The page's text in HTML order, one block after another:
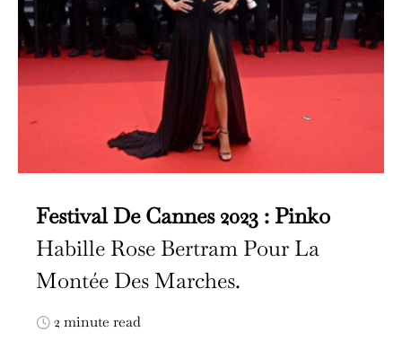
Festival De Cannes 2023 : Pinko
Habille Rose Bertram Pour La
Montée Des Marches.
2 minute read